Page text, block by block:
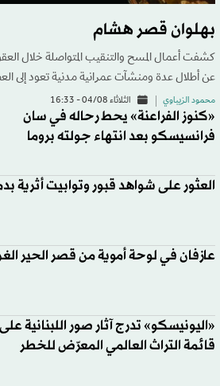
بهلوان قصر هشام
كشفت أعمال المسح والتنقيب المتواصلة خلال
عن أطلال عدة ومنشآت عمرانية مدنية تعود إلى
محمود الزيباوي الثلاثاء 04/08 - 16:33
«كنوز الفراعنة» يحط رحاله في سان
فرانسيسكو بعد انتهاء جولته بروما
العثور على شواهد قبور وتوابيت أثرية
عازفان في لوحة أموية من قصر الحير
«اليونيسكو» تدرج آثار صور اللبنانية على
قائمة التراث العالمي المعرّض للخطر